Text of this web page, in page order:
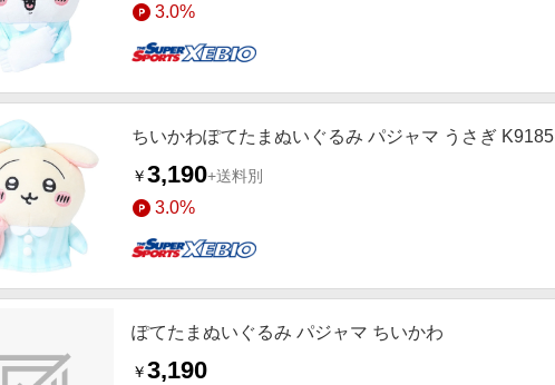
3.0%
ちいかわぽてたまぬいぐるみ パジャマ うさぎ K9185
￥3,190+送料別
3.0%
ぽてたまぬいぐるみ パジャマ ちいかわ
￥3,190